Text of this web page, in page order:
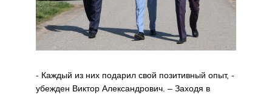
- Каждый из них подарил свой позитивный опыт, -
убежден Виктор Александрович. – Заходя в